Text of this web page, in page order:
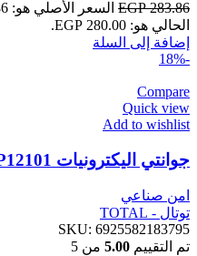
EGP283.86 السعر الأصلي هو: EGP 283.86.
الحالي هو: EGP 280.00.
إضافة إلى السلة
-18%
Compare
Quick view
Add to wishlist
جوانتي اليكترونيات TSP12101 توتال
امن صناعي
توتال - TOTAL
SKU: 6925582183795
تم التقييم 5.00 من 5